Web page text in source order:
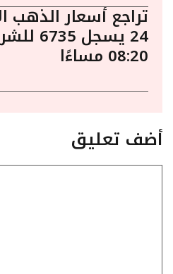
تراجع أسعار الذهب
24
08:20 مساءًا
أضف تعليق